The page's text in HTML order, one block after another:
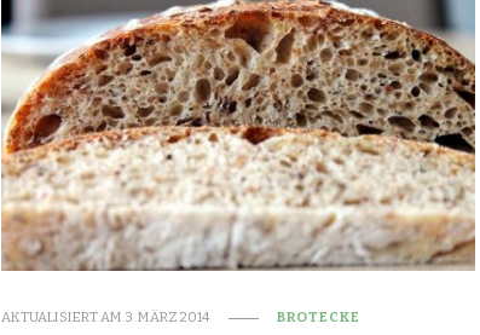
AKTUALISIERT AM 3. MÄRZ 2014 BROTECKE